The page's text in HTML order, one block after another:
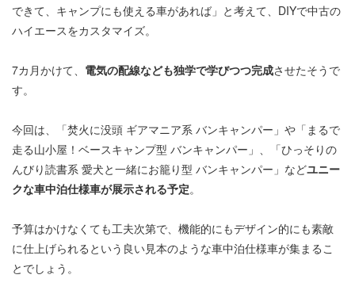
できて、キャンプにも使える車があれば」と考えて、DIYで中古の
ハイエースをカスタマイズ。
7カ月かけて、 電気の配線なども独学で学びつつ完成させたそうで
す。
今回は、「焚火に没頭 ギアマニア系 バンキャンパー」や「まるで
走る山小屋！ベースキャンプ型 バンキャンパー」、「ひっそりの
んびり読書系 愛犬と一緒にお籠り型 バンキャンパー」などユニー
クな車中泊仕様車が展示される予定。
予算はかけなくても工夫次第で、機能的にもデザイン的にも素敵
に仕上げられるという良い見本のような車中泊仕様車が集まるこ
とでしょう。